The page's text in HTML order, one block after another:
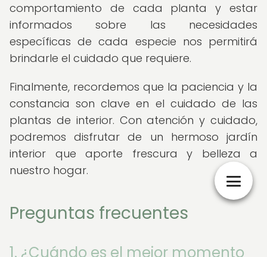
comportamiento de cada planta y estar
informados sobre las necesidades
específicas de cada especie nos permitirá
brindarle el cuidado que requiere.
Finalmente, recordemos que la paciencia y la
constancia son clave en el cuidado de las
plantas de interior. Con atención y cuidado,
podremos disfrutar de un hermoso jardín
interior que aporte frescura y belleza a
nuestro hogar.
Preguntas frecuentes
1. ¿Cuándo es el mejor momento